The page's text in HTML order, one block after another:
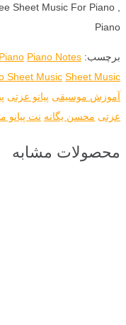
Sheet Music For Piano ,
Piano
برچسب: Piano Piano Notes
Sheet Music Sheet Music
آموزش موسیقی پیانو عزتی
عزتی محسن یگانه نت پیانو
محصولات مشابه